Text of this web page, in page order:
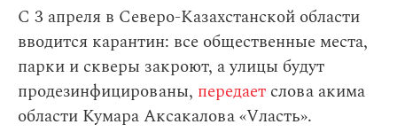
С 3 апреля в Северо-Казахстанской области
вводится карантин: все общественные места,
парки и скверы закроют, а улицы будут
продезинфицированы, передает слова акима
области Кумара Аксакалова «Vласть».